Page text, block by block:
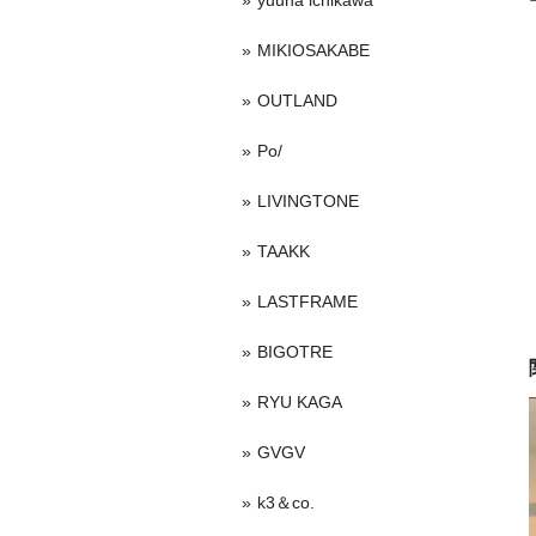
MIKIOSAKABE
OUTLAND
Po/
LIVINGTONE
TAAKK
LASTFRAME
BIGOTRE
RYU KAGA
GVGV
k3＆co.